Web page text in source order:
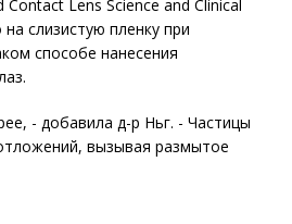
Lens Science and Clinical
слизистую пленку при
способе нанесения
- добавила д-р Ньг. - Частицы
вызывая размытое